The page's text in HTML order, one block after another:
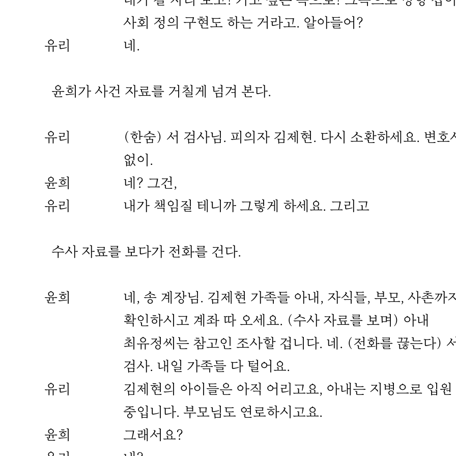
사회 정의 구현도 하는 거라고. 알아들어?
유리
네.
윤희가 사건 자료를 거칠게 넘겨 본다.
유리
(한숨) 서 검사님. 피의자 김제현. 다시 소환하세요. 변호
없이.
윤희
네? 그건,
유리
내가 책임질 테니까 그렇게 하세요. 그리고
수사 자료를 보다가 전화를 건다.
윤희
네, 송 계장님. 김제현 가족들 아내, 자식들, 부모, 사촌까
확인하시고 계좌 따 오세요. (수사 자료를 보며) 아내
최유정씨는 참고인 조사할 겁니다. 네. (전화를 끊는다)
검사. 내일 가족들 다 털어요.
유리
김제현의 아이들은 아직 어리고요, 아내는 지병으로 입원
중입니다. 부모님도 연로하시고요.
윤희
그래서요?